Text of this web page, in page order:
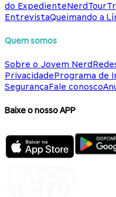
do ExpedienteNerdTour
EntrevistaQueimando a
Quem somos
Sobre o Jovem Nerd
PrivacidadePrograma de
SegurançaFale conosco
Baixe o nosso APP